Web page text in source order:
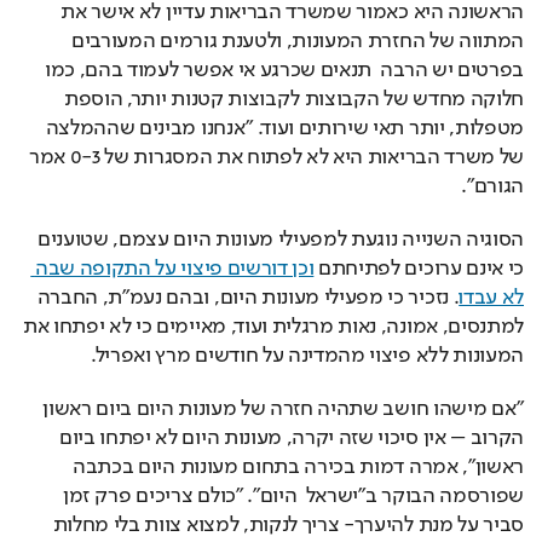
הראשונה היא כאמור שמשרד הבריאות עדיין לא אישר את
המתווה של החזרת המעונות, ולטענת גורמים המעורבים
בפרטים יש הרבה  תנאים שכרגע אי אפשר לעמוד בהם, כמו
חלוקה מחדש של הקבוצות לקבוצות קטנות יותר, הוספת
מטפלות, יותר תאי שירותים ועוד. "אנחנו מבינים שההמלצה
של משרד הבריאות היא לא לפתוח את המסגרות של 0-3 אמר
הגורם".
הסוגיה השנייה נוגעת למפעילי מעונות היום עצמם, שטוענים
כי אינם ערוכים לפתיחתם
וכן דורשים פיצוי על התקופה שבה
לא עבדו
. נזכיר כי מפעילי מעונות היום, ובהם נעמ"ת, החברה
למתנסים, אמונה, נאות מרגלית ועוד, מאיימים כי לא יפתחו את
המעונות ללא פיצוי מהמדינה על חודשים מרץ ואפריל.
"אם מישהו חושב שתהיה חזרה של מעונות היום ביום ראשון
הקרוב – אין סיכוי שזה יקרה, מעונות היום לא יפתחו ביום
ראשון", אמרה דמות בכירה בתחום מעונות היום בכתבה
שפורסמה הבוקר ב"ישראל  היום". "כולם צריכים פרק זמן
סביר על מנת להיערך- צריך לנקות, למצוא צוות בלי מחלות